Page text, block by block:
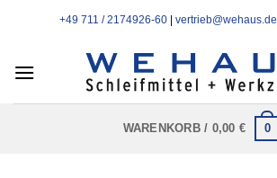
+49 711 / 2174926-60 vertrieb@wehaus.de
WARENKORB / 0,00 € 0